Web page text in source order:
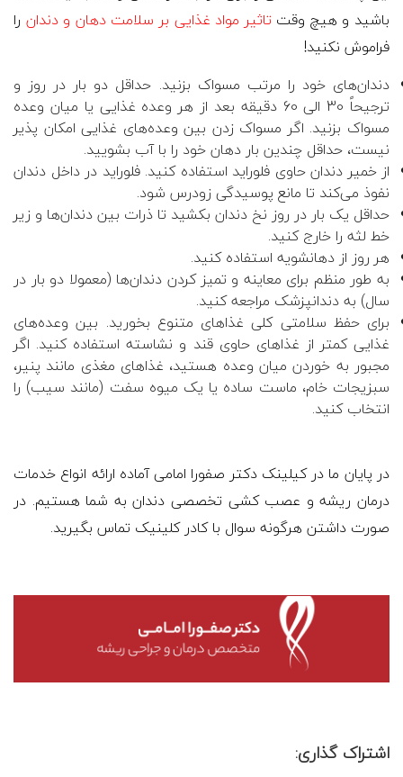
باشید و هیچ وقت تاثیر مواد غذایی بر سلامت دهان و دندان را
فراموش نکنید!
دندان‌های خود را مرتب مسواک بزنید. حداقل دو بار در روز و
ترجیحاً 30 الی 60 دقیقه بعد از هر وعده غذایی یا میان وعده
مسواک بزنید. اگر مسواک زدن بین وعده‌های غذایی امکان پذیر
نیست، حداقل چندین بار دهان خود را با آب بشویید.
از خمیر دندان حاوی فلوراید استفاده کنید. فلوراید در داخل دندان
نفوذ می‌کند تا مانع پوسیدگی زودرس شود.
حداقل یک بار در روز نخ دندان بکشید تا ذرات بین دندان‌ها و زیر
خط لثه را خارج کنید.
هر روز از دهانشویه استفاده کنید.
به طور منظم برای معاینه و تمیز کردن دندان‌ها (معمولا دو بار در
سال) به دندانپزشک مراجعه کنید.
برای حفظ سلامتی کلی غذاهای متنوع بخورید. بین وعده‌های
غذایی کمتر از غذاهای حاوی قند و نشاسته استفاده کنید. اگر
مجبور به خوردن میان وعده هستید، غذاهای مغذی مانند پنیر،
سبزیجات خام، ماست ساده یا یک میوه سفت (مانند سیب) را
انتخاب کنید.
در پایان ما در کیلینک دکتر صفورا امامی آماده ارائه انواع خدمات
درمان ریشه و عصب کشی تخصصی دندان به شما هستیم. در
صورت داشتن هرگونه سوال با کادر کلینیک تماس بگیرید.
اشتراک گذاری: